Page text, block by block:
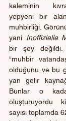
kaleminin
yepyeni bir
muhbirliği.
yani Inoffizielle
bir şey değildi.
“muhbir
olduğunu ve bu
yan gelir
Bunlar o
oluşturuyordu
sayısı toplamda